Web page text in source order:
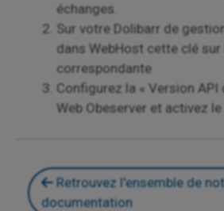
échanges.
Sur votre Dolibarr de
dans WebHost cette clé
correspondante
Configurez la « Version
Web Obeserver et activez
Retrouvez l'ensemble de
documentation